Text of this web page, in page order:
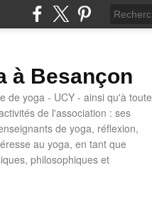
à Besançon
de yoga - UCY - ainsi qu'à toute
de l'association : ses
de yoga, réflexion,
au yoga, en tant que
philosophiques et